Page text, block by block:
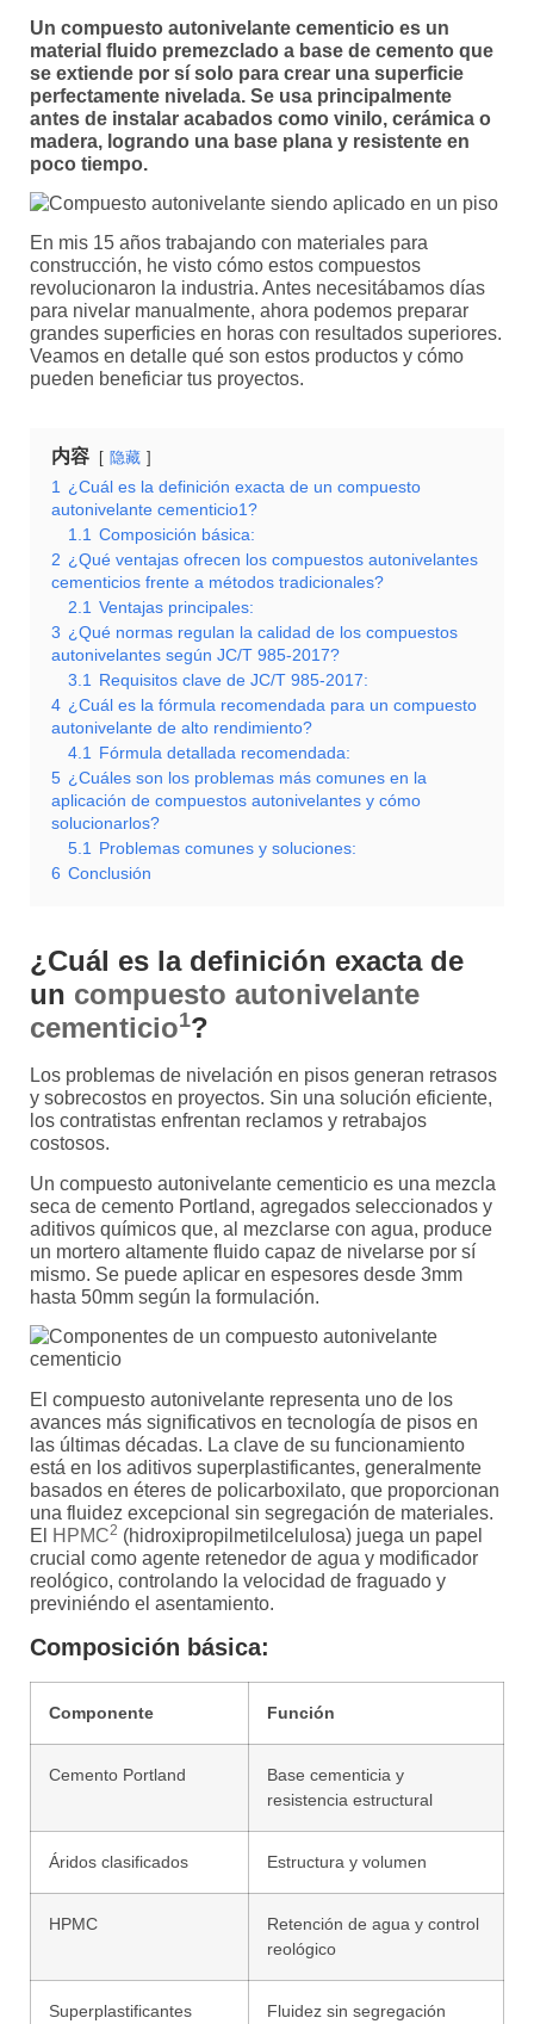
Un compuesto autonivelante cementicio es un
material fluido premezclado a base de cemento que
se extiende por sí solo para crear una superficie
perfectamente nivelada. Se usa principalmente
antes de instalar acabados como vinilo, cerámica o
madera, logrando una base plana y resistente en
poco tiempo.
En mis 15 años trabajando con materiales para
construcción, he visto cómo estos compuestos
revolucionaron la industria. Antes necesitábamos días
para nivelar manualmente, ahora podemos preparar
grandes superficies en horas con resultados superiores.
Veamos en detalle qué son estos productos y cómo
pueden beneficiar tus proyectos.
内容 隐藏
1 ¿Cuál es la definición exacta de un compuesto
autonivelante cementicio1?
1.1 Composición básica:
2 ¿Qué ventajas ofrecen los compuestos autonivelantes
cementicios frente a métodos tradicionales?
2.1 Ventajas principales:
3 ¿Qué normas regulan la calidad de los compuestos
autonivelantes según JC/T 985-2017?
3.1 Requisitos clave de JC/T 985-2017:
4 ¿Cuál es la fórmula recomendada para un compuesto
autonivelante de alto rendimiento?
4.1 Fórmula detallada recomendada:
5 ¿Cuáles son los problemas más comunes en la
aplicación de compuestos autonivelantes y cómo
solucionarlos?
5.1 Problemas comunes y soluciones:
6 Conclusión
¿Cuál es la definición exacta de
un compuesto autonivelante
cementicio1?
Los problemas de nivelación en pisos generan retrasos
y sobrecostos en proyectos. Sin una solución eficiente,
los contratistas enfrentan reclamos y retrabajos
costosos.
Un compuesto autonivelante cementicio es una mezcla
seca de cemento Portland, agregados seleccionados y
aditivos químicos que, al mezclarse con agua, produce
un mortero altamente fluido capaz de nivelarse por sí
mismo. Se puede aplicar en espesores desde 3mm
hasta 50mm según la formulación.
El compuesto autonivelante representa uno de los
avances más significativos en tecnología de pisos en
las últimas décadas. La clave de su funcionamiento
está en los aditivos superplastificantes, generalmente
basados en éteres de policarboxilato, que proporcionan
una fluidez excepcional sin segregación de materiales.
El
HPMC2 (hidroxipropilmetilcelulosa) juega un papel
crucial como agente retenedor de agua y modificador
reológico, controlando la velocidad de fraguado y
previniéndo el asentamiento.
Composición básica:
Componente Función
Cemento Portland
Base cementicia y
resistencia estructural
Áridos clasificados Estructura y volumen
HPMC
Retención de agua y control
reológico
Superplastificantes Fluidez sin segregación